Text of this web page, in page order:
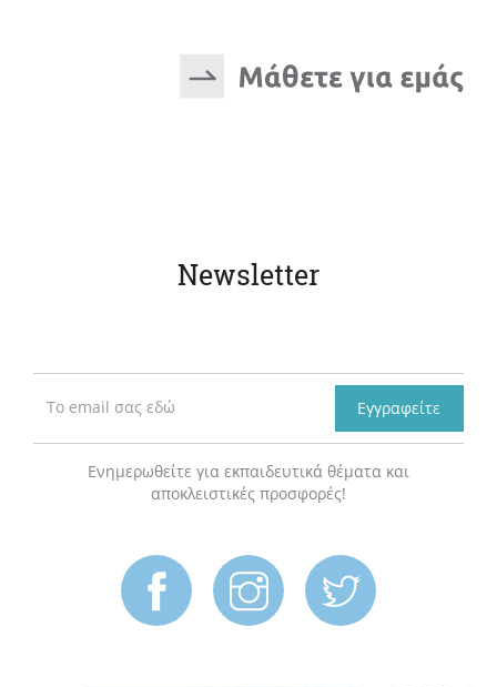
Newsletter
Εγγραφείτε
Ενημερωθείτε για εκπαιδευτικά θέματα και
αποκλειστικές προσφορές!